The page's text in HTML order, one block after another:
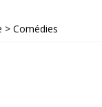
> Comédies